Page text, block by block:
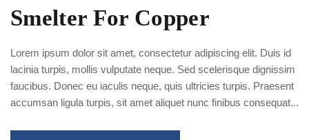
Smelter For Copper
Lorem ipsum dolor sit amet, consectetur adipiscing elit. Duis id
lacinia turpis, mollis vulputate neque. Sed scelerisque dignissim
faucibus. Donec eu iaculis neque, quis ultricies turpis. Praesent
accumsan ligula turpis, sit amet aliquet nunc finibus consequat...